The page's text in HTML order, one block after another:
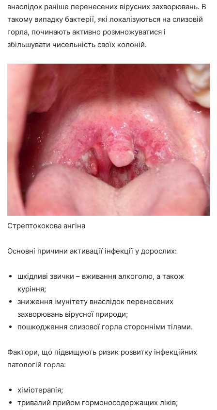
внаслідок раніше перенесених вірусних захворювань. В
такому випадку бактерії, які локалізуються на слизовій
горла, починають активно розмножуватися і
збільшувати чисельність своїх колоній.
Стрептококова ангіна
Основні причини активації інфекції у дорослих:
шкідливі звички – вживання алкоголю, а також
куріння;
зниження імунітету внаслідок перенесених
захворювань вірусної природи;
пошкодження слизової горла сторонніми тілами.
Фактори, що підвищують ризик розвитку інфекційних
патологій горла:
хіміотерапія;
тривалий прийом гормоносодержащих ліків;